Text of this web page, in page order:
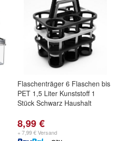
Flaschenträger 6 Flaschen bis
PET 1,5 Liter Kunststoff 1
Stück Schwarz Haushalt
8,99 €
+ 7,99 € Versand